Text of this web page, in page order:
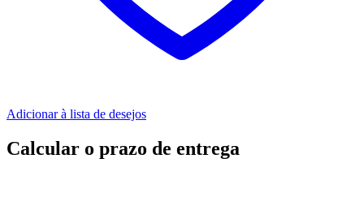
Adicionar à lista de desejos
Calcular o prazo de entrega